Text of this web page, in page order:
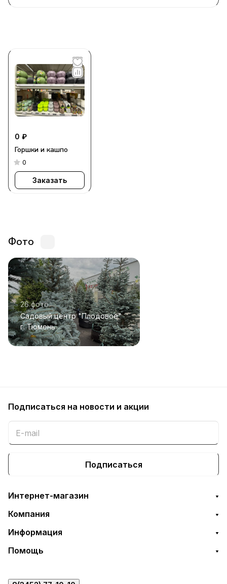
0 ₽
Горшки и кашпо
0
Заказать
Фото
26 фото
Садовый центр "Плодовое"
г. Тюмень
Подписаться на новости и акции
Подписаться
Интернет-магазин
Компания
Информация
Помощь